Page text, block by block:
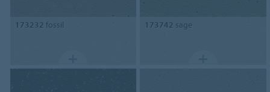
173232 fossil 173742 sage